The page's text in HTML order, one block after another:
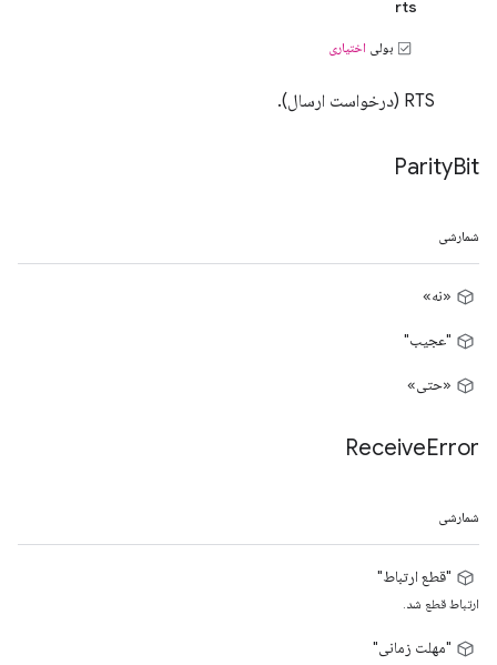
rts
بولی اختیاری
RTS (درخواست ارسال).
ParityBit
شمارشی
«نه»
"عجیب"
«حتی»
ReceiveError
شمارشی
"قطع ارتباط"
ارتباط قطع شد.
"مهلت زمانی"